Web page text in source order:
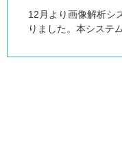
12月より画像解析シ
りました。本システ